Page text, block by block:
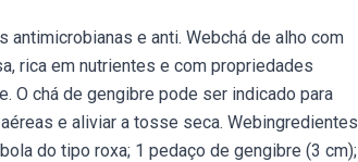
e anti. Webchá de alho com
rica em nutrientes e com propriedades
O chá de gengibre pode ser indicado para
e aliviar a tosse seca. Webingredientes
do tipo roxa; 1 pedaço de gengibre (3 cm);